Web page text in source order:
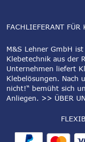
FACHLIEFERANT FÜR
M&S Lehner GmbH
Klebetechnik aus der
Unternehmen liefert
Klebelösungen. Nach
nicht!“ bemüht sich
Anliegen. >> ÜBER